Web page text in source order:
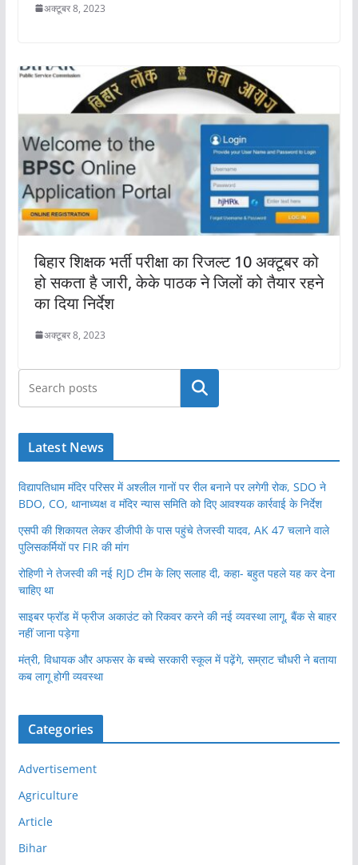
अक्टूबर 8, 2023
बिहार शिक्षक भर्ती परीक्षा का रिजल्ट 10 अक्टूबर को
हो सकता है जारी, केके पाठक ने जिलों को तैयार रहने
का दिया निर्देश
अक्टूबर 8, 2023
खोजें
Latest News
विद्यापतिधाम मंदिर परिसर में अश्लील गानों पर रील बनाने पर लगेगी रोक, SDO ने
BDO, CO, थानाध्यक्ष व मंदिर न्यास समिति को दिए आवश्यक कार्रवाई के निर्देश
एसपी की शिकायत लेकर डीजीपी के पास पहुंचे तेजस्वी यादव, AK 47 चलाने वाले
पुलिसकर्मियों पर FIR की मांग
रोहिणी ने तेजस्वी की नई RJD टीम के लिए सलाह दी, कहा- बहुत पहले यह कर देना
चाहिए था
साइबर फ्रॉड में फ्रीज अकाउंट को रिकवर करने की नई व्यवस्था लागू, बैंक से बाहर
नहीं जाना पड़ेगा
मंत्री, विधायक और अफसर के बच्चे सरकारी स्कूल में पढ़ेंगे, सम्राट चौधरी ने बताया
कब लागू होगी व्यवस्था
Categories
Advertisement
Agriculture
Article
Bihar